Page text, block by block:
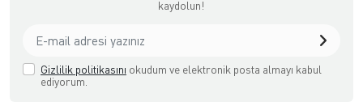
kaydolun!
Gizlilik politikasını okudum ve elektronik posta almayı kabul
ediyorum.